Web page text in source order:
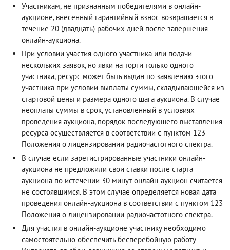
Участникам, не признанным победителями в онлайн-
аукционе, внесенный гарантийный взнос возвращается в
течение 20 (двадцать) рабочих дней после завершения
онлайн-аукциона.
При условии участия одного участника или подачи
нескольких заявок, но явки на торги только одного
участника, ресурс может быть выдан по заявлению этого
участника при условии выплаты суммы, складывающейся из
стартовой цены и размера одного шага аукциона. В случае
неоплаты суммы в срок, установленный в условиях
проведения аукциона, порядок последующего выставления
ресурса осуществляется в соответствии с пунктом 123
Положения о лицензировании радиочастотного спектра.
В случае если зарегистрированные участники онлайн-
аукциона не предложили свои ставки после старта
аукциона по истечении 30 минут онлайн-аукцион считается
не состоявшимся. В этом случае определяется новая дата
проведения онлайн-аукциона в соответствии с пунктом 123
Положения о лицензировании радиочастотного спектра.
Для участия в онлайн-аукционе участнику необходимо
самостоятельно обеспечить бесперебойную работу